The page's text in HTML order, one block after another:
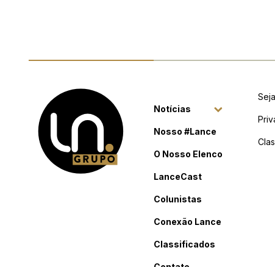
Notícias
Nosso #Lance
O Nosso Elenco
LanceCast
Colunistas
Conexão Lance
Classificados